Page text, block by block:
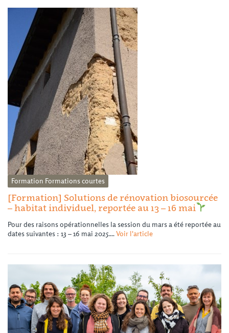
Formation Formations courtes
[Formation] Solutions de rénovation biosourcée
– habitat individuel, reportée au 13 – 16 mai
Pour des raisons opérationnelles la session du mars a été reportée au
dates suivantes : 13 – 16 mai 2025....Voir l'article